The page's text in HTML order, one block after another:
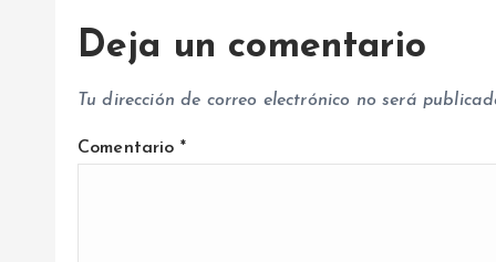
a
d
a
Deja un comentario
Tu dirección de correo electrónico no será
Comentario *